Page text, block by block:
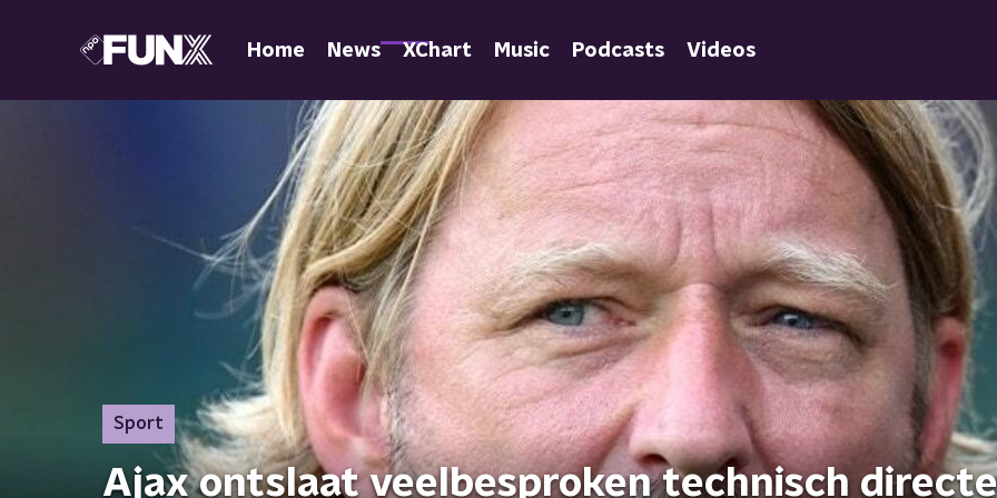
Home News XChart Music Podcasts Videos
Sport
Ajax ontslaat veelbesproken technisch